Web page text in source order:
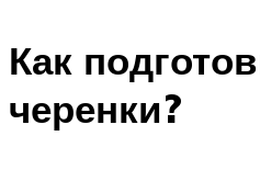
Как
черенки?